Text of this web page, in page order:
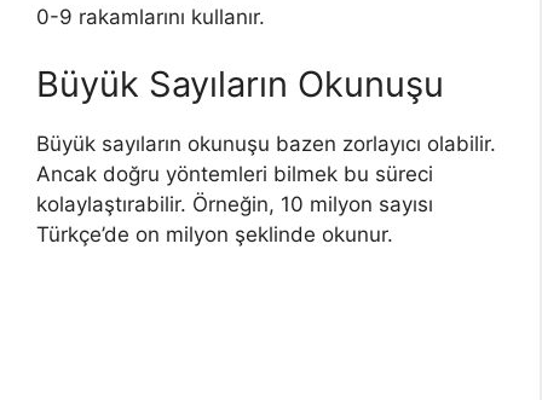
0-9 rakamlarını kullanır.
Büyük Sayıların Okunuşu
Büyük sayıların okunuşu bazen zorlayıcı olabilir.
Ancak doğru yöntemleri bilmek bu süreci
kolaylaştırabilir. Örneğin, 10 milyon sayısı
Türkçe’de on milyon şeklinde okunur.